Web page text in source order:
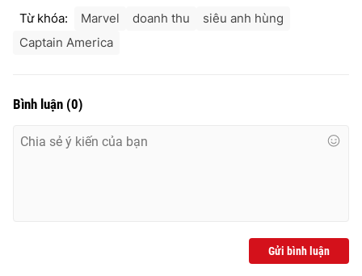
Từ khóa: Marvel doanh thu
siêu anh hùng
Captain America
Bình luận (0)
Gửi bình luận